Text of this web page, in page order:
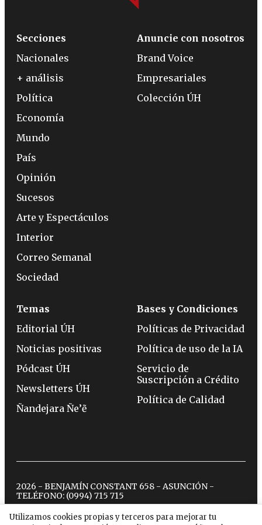
Utilizamos cookies propias y terceros para mejorar tu
Secciones
Nacionales
+ análisis
Política
Economía
Mundo
País
Opinión
Sucesos
Arte y Espectáculos
Interior
Correo Semanal
Sociedad
Anuncie con nosotros
Brand Voice
Empresariales
Colección ÚH
Temas
Editorial ÚH
Noticias positivas
Pódcast ÚH
Newsletters ÚH
Ñandejara Ñe’ẽ
Bases y Condiciones
Políticas de Privacidad
Política de uso de la IA
Servicio de
Suscripción a Crédito
Política de Calidad
2026 - BENJAMÍN CONSTANT 658 - ASUNCIÓN -
TELÉFONO: (0994) 715 715